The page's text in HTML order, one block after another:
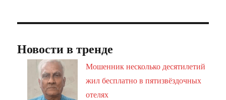
Новости в тренде
Мошенник несколько десятилетий
жил бесплатно в пятизвёздочных
отелях